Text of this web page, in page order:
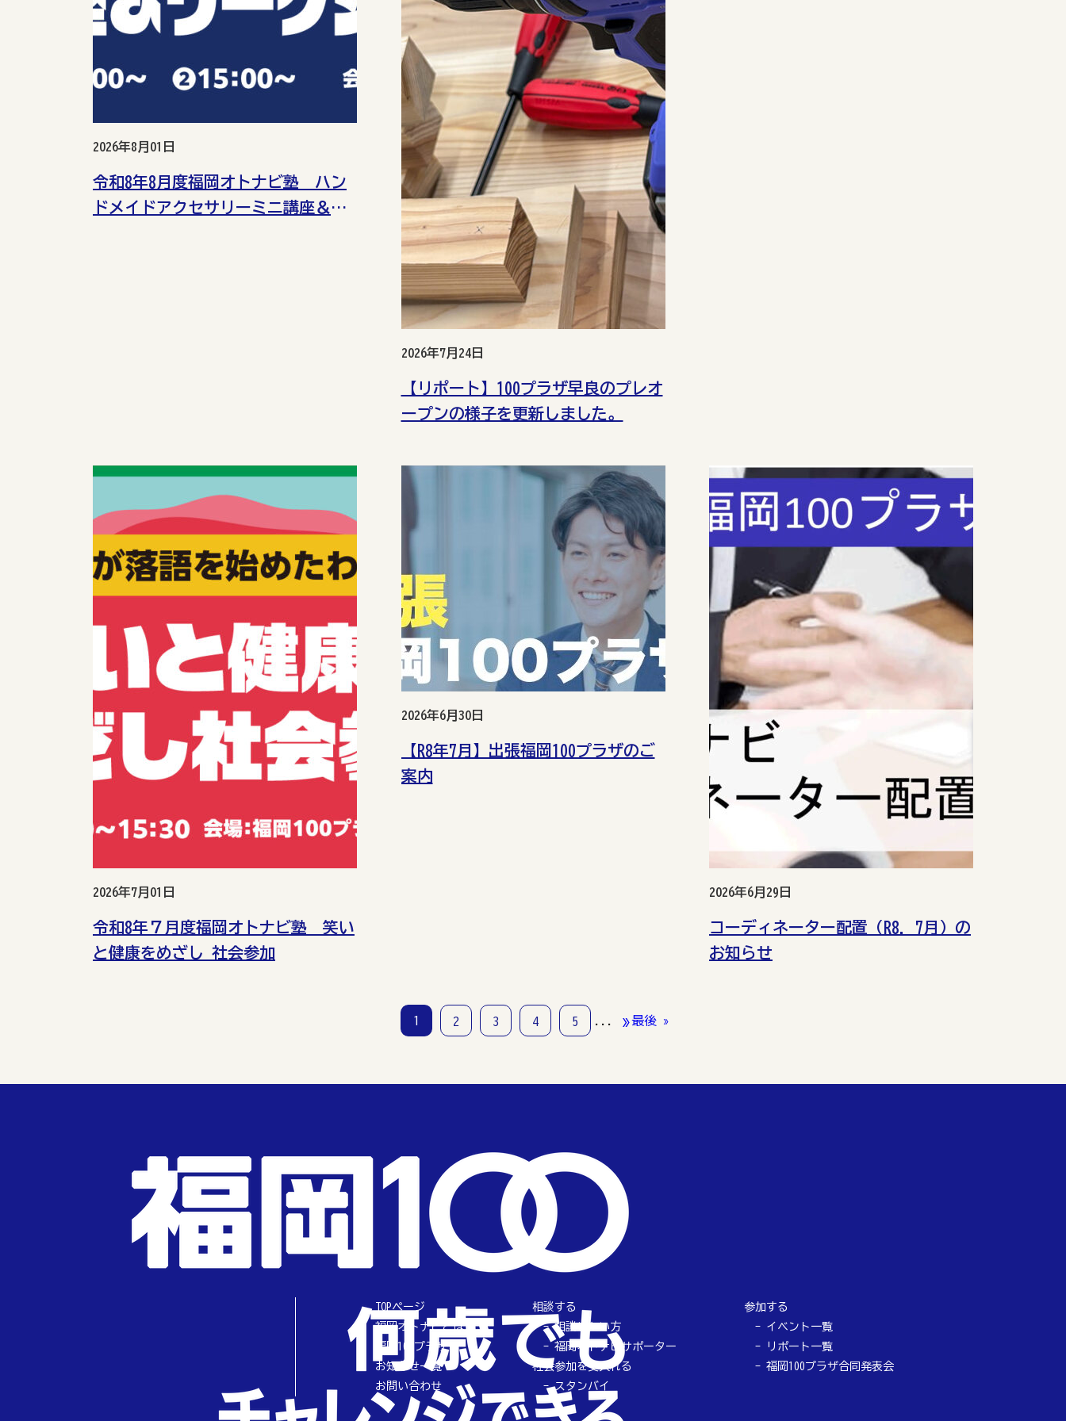
2026年8月01日
令和8年8月度福岡オトナビ塾 ハン
ドメイドアクセサリーミニ講座＆ワ
2026年7月24日
【リポート】100プラザ早良のプレオ
ープンの様子を更新しました。
2026年7月01日
令和8年７月度福岡オトナビ塾 笑い
と健康をめざし 社会参加
2026年6月30日
【R8年7月】出張福岡100プラザのご
案内
2026年6月29日
コーディネーター配置（R8. 7月）の
お知らせ
1 2 3 4 5 ... »最後 »
TOPページ
福岡オトナビとは
福岡100プラザ
お知らせ一覧
お問い合わせ
相談する
相談したい方
福岡オトナビサポーター
社会参加を受入れる
スタンバイ
参加する
イベント一覧
リポート一覧
福岡100プラザ合同発表会